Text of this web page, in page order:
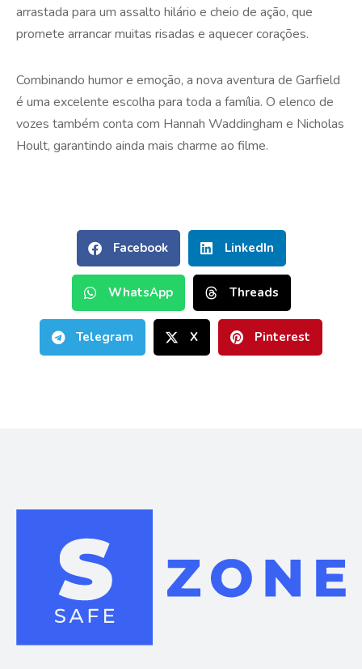
arrastada para um assalto hilário e cheio de ação, que
promete arrancar muitas risadas e aquecer corações.
Combinando humor e emoção, a nova aventura de Garfield
é uma excelente escolha para toda a família. O elenco de
vozes também conta com Hannah Waddingham e Nicholas
Hoult, garantindo ainda mais charme ao filme.
Facebook LinkedIn
WhatsApp Threads
Telegram X Pinterest